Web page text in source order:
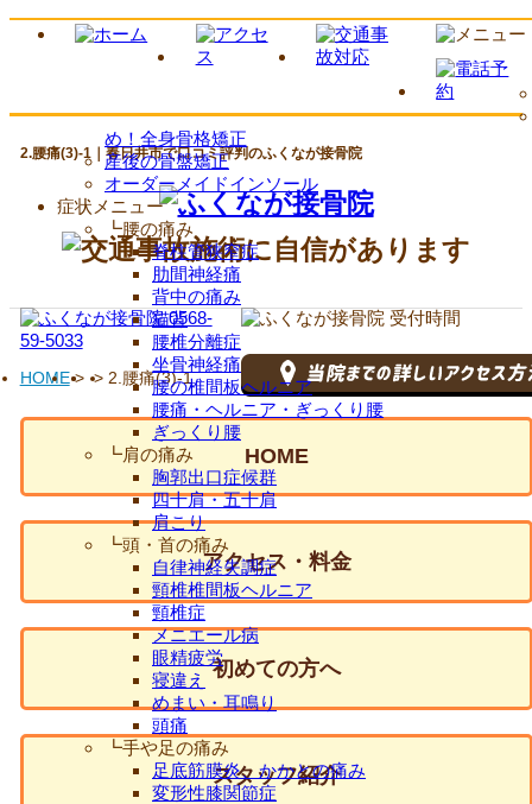
め！全身骨格矯正
産後の骨盤矯正
オーダーメイドインソール
症状メニュー
┗腰の痛み
脊柱管狭窄症
肋間神経痛
背中の痛み
猫背
腰椎分離症
坐骨神経痛
腰の椎間板ヘルニア
腰痛・ヘルニア・ぎっくり腰
ぎっくり腰
┗肩の痛み
胸郭出口症候群
四十肩・五十肩
肩こり
┗頭・首の痛み
自律神経失調症
頸椎椎間板ヘルニア
頸椎症
メニエール病
眼精疲労
寝違え
めまい・耳鳴り
頭痛
┗手や足の痛み
足底筋膜炎、かかとの痛み
変形性膝関節症
2.腰痛(3)-1｜春日井市で口コミ評判のふくなが接骨院
HOME> > 2.腰痛(3)-1
HOME
アクセス・料金
初めての方へ
スタッフ紹介